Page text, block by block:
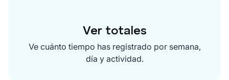
Ver totales
Ve cuánto tiempo has registrado por semana,
día y actividad.